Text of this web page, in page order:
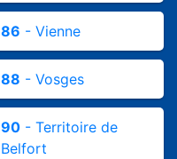
86 - Vienne
88 - Vosges
90 - Territoire de
Belfort